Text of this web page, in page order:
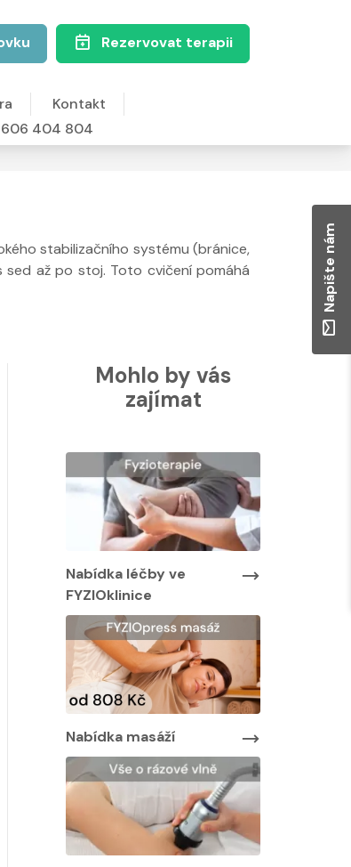
Rezervovat terapii
Kontakt
606 404 804
stabilizačního systému (bránice,
až po stoj. Toto cvičení pomáhá
Mohlo by vás
zajímat
Nabídka léčby ve
Nabídka masáží
Napište nám